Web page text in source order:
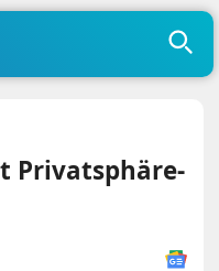
Privatsphäre-